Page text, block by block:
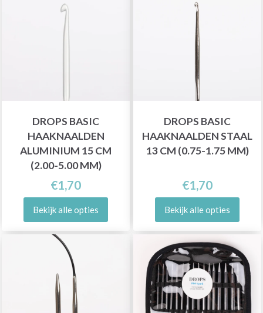
DROPS BASIC
HAAKNAALDEN
ALUMINIUM 15 CM
(2.00-5.00 MM)
€1,70
Bekijk alle opties
DROPS BASIC
HAAKNAALDEN STAAL
13 CM (0.75-1.75 MM)
€1,70
Bekijk alle opties